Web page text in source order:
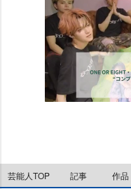
芸能人TOP 記事 作品